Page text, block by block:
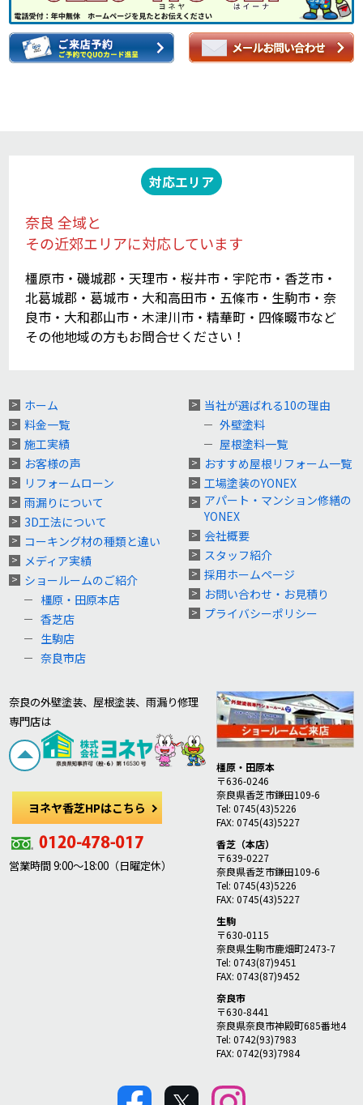
対応エリア
奈良 全域と
その近郊エリアに対応しています
橿原市・磯城郡・天理市・桜井市・宇陀市・香芝市・
北葛城郡・葛城市・大和高田市・五條市・生駒市・奈
良市・大和郡山市・木津川市・精華町・四條畷市など
その他地域の方もお問合せください！
ホーム
料金一覧
施工実績
お客様の声
リフォームローン
雨漏りについて
3D工法について
コーキング材の種類と違い
メディア実績
ショールームのご紹介
橿原・田原本店
香芝店
生駒店
奈良市店
当社が選ばれる10の理由
外壁塗料
屋根塗料一覧
おすすめ屋根リフォーム一覧
工場塗装のYONEX
アパート・マンション修繕の
YONEX
会社概要
スタッフ紹介
採用ホームページ
お問い合わせ・お見積り
プライバシーポリシー
奈良の外壁塗装、屋根塗装、雨漏り修理
専門店は
ヨネヤ香芝HPはこちら
営業時間 9:00～18:00（日曜定休）
橿原・田原本
〒636-0246
奈良県香芝市鎌田109-6
Tel: 0745(43)5226
FAX: 0745(43)5227
香芝（本店）
〒639-0227
奈良県香芝市鎌田109-6
Tel: 0745(43)5226
FAX: 0745(43)5227
生駒
〒630-0115
奈良県生駒市鹿畑町2473-7
Tel: 0743(87)9451
FAX: 0743(87)9452
奈良市
〒630-8441
奈良県奈良市神殿町685番地4
Tel: 0742(93)7983
FAX: 0742(93)7984